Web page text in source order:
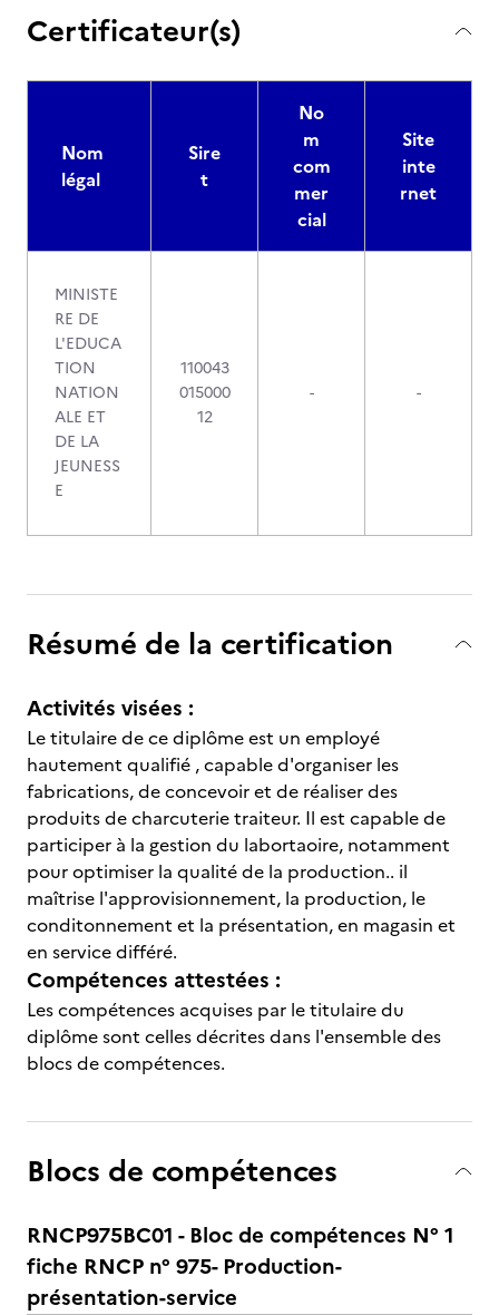
Certificateur(s)
Nom
légal
Sire
t
No
m
com
mer
cial
Site
inte
rnet
MINISTE
RE DE
L'EDUCA
TION
NATION
ALE ET
DE LA
JEUNESS
E
110043
015000
12
- -
Résumé de la certification
Activités visées :
Le titulaire de ce diplôme est un employé
hautement qualifié , capable d'organiser les
fabrications, de concevoir et de réaliser des
produits de charcuterie traiteur. Il est capable de
participer à la gestion du labortaoire, notamment
pour optimiser la qualité de la production.. il
maîtrise l'approvisionnement, la production, le
conditonnement et la présentation, en magasin et
en service différé.
Compétences attestées :
Les compétences acquises par le titulaire du
diplôme sont celles décrites dans l'ensemble des
blocs de compétences.
Blocs de compétences
RNCP975BC01 - Bloc de compétences N° 1
fiche RNCP n° 975- Production-
présentation-service